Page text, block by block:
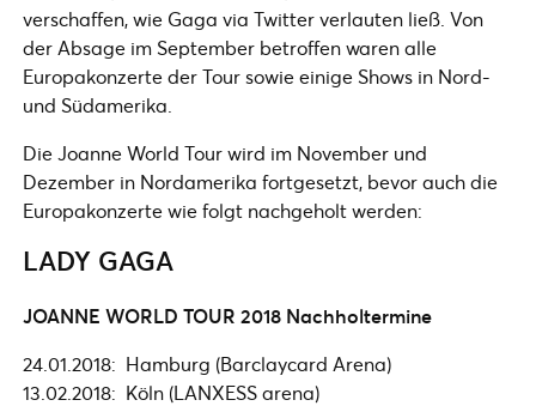
verschaffen, wie Gaga via Twitter verlauten ließ. Von
der Absage im September betroffen waren alle
Europakonzerte der Tour sowie einige Shows in Nord-
und Südamerika.
Die Joanne World Tour wird im November und
Dezember in Nordamerika fortgesetzt, bevor auch die
Europakonzerte wie folgt nachgeholt werden:
LADY GAGA
JOANNE WORLD TOUR 2018 Nachholtermine
24.01.2018: Hamburg (Barclaycard Arena)
13.02.2018: Köln (LANXESS arena)